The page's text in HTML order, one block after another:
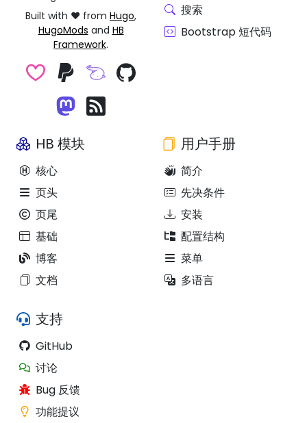
Built with ❤️ from Hugo,
HugoMods and HB
Framework.
搜索
Bootstrap 短代码
HB 模块
核心
页头
页尾
基础
博客
文档
用户手册
简介
先决条件
安装
配置结构
菜单
多语言
支持
GitHub
讨论
Bug 反馈
功能提议